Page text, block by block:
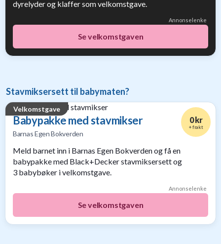
dyrelyder og klaffer som velkomstgave.
Annonselenke
Se velkomstgaven
Stavmiksersett til babymaten?
Velkomstgave
Babypakke med stavmikser
Barnas Egen Bokverden
0 kr
+ frakt
Meld barnet inn i Barnas Egen Bokverden og få en
babypakke med Black+Decker stavmiksersett og
3 babybøker i velkomstgave.
Annonselenke
Se velkomstgaven